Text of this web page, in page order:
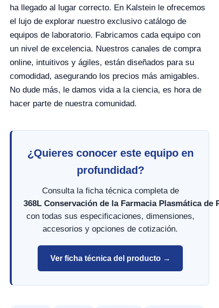
ha llegado al lugar correcto. En Kalstein le ofrecemos
el lujo de explorar nuestro exclusivo catálogo de
equipos de laboratorio. Fabricamos cada equipo con
un nivel de excelencia. Nuestros canales de compra
online, intuitivos y ágiles, están diseñados para su
comodidad, asegurando los precios más amigables.
No dude más, le damos vida a la ciencia, es hora de
hacer parte de nuestra comunidad.
¿Quieres conocer este equipo en
profundidad?
Consulta la ficha técnica completa de
368L Conservación de la Farmacia Plasmática
con todas sus especificaciones, dimensiones,
accesorios y opciones de cotización.
Ver ficha técnica del producto →